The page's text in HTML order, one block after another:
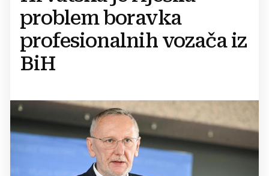
problem boravka
profesionalnih vozača iz
BiH